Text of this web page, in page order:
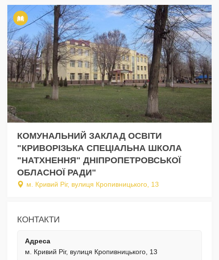
КОМУНАЛЬНИЙ ЗАКЛАД ОСВІТИ
"КРИВОРІЗЬКА СПЕЦІАЛЬНА ШКОЛА
"НАТХНЕННЯ" ДНІПРОПЕТРОВСЬКОЇ
ОБЛАСНОЇ РАДИ"
м. Кривий Ріг, вулиця Кропивницького, 13
КОНТАКТИ
Адреса
м. Кривий Ріг, вулиця Кропивницького, 13